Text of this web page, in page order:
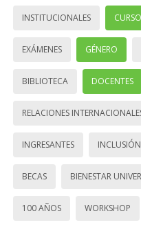
INSTITUCIONALES
EXÁMENES GÉNERO
BIBLIOTECA DOCENTES
RELACIONES
INGRESANTES INCLUSIÓN
BECAS BIENESTAR
100 AÑOS WORKSHOP